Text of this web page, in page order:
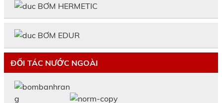
BƠM HERMETIC
BƠM EDUR
ĐỐI TÁC NƯỚC NGOÀI